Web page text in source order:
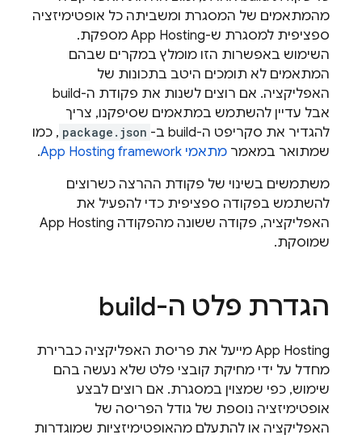
מהמתאמים של המסגרת ומשביתה כל אופטימיזציה
ספציפית למסגרת ש-App Hosting מספקת.
השימוש באפשרות הזו מומלץ במקרים שבהם
המתאמים לא תומכים היטב בתכונות של
האפליקציה. אם רוצים לשנות את פקודת ה-build
אבל עדיין להשתמש במתאמים שסיפקנו, צריך
להגדיר את סקריפט ה-build ב-
package.json , כמו
שמתואר במאמר מתאמי framework‏ App Hosting
.
משתמשים בשינוי של פקודת ההרצה כשרוצים
להשתמש בפקודה ספציפית כדי להפעיל את
האפליקציה, פקודה ששונה מהפקודה App Hosting
שמוסקת.
הגדרת פלט ה-build
App Hosting מייעל את פריסת האפליקציה כברירת
מחדל על ידי מחיקת קובצי פלט שלא נעשה בהם
שימוש, כפי שמצוין במסגרת. אם רוצים לבצע
אופטימיזציה נוספת של גודל הפריסה של
האפליקציה או להתעלם מהאופטימיזציות שמוגדרות